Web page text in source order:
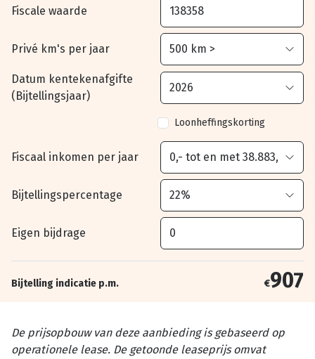
Fiscale waarde
Privé km's per jaar
Datum kentekenafgifte
(Bijtellingsjaar)
Loonheffingskorting
Fiscaal inkomen per jaar
Bijtellingspercentage
Eigen bijdrage
Bijtelling indicatie p.m. €907
De prijsopbouw van deze aanbieding is gebaseerd op
operationele lease. De getoonde leaseprijs omvat